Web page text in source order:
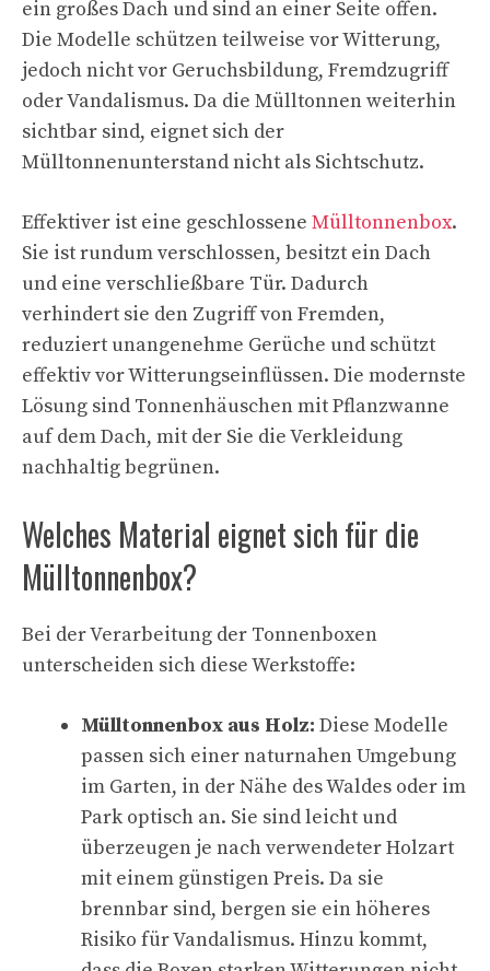
ein großes Dach und sind an einer Seite offen.
Die Modelle schützen teilweise vor Witterung,
jedoch nicht vor Geruchsbildung, Fremdzugriff
oder Vandalismus. Da die Mülltonnen weiterhin
sichtbar sind, eignet sich der
Mülltonnenunterstand nicht als Sichtschutz.
Effektiver ist eine geschlossene Mülltonnenbox.
Sie ist rundum verschlossen, besitzt ein Dach
und eine verschließbare Tür. Dadurch
verhindert sie den Zugriff von Fremden,
reduziert unangenehme Gerüche und schützt
effektiv vor Witterungseinflüssen. Die modernste
Lösung sind Tonnenhäuschen mit Pflanzwanne
auf dem Dach, mit der Sie die Verkleidung
nachhaltig begrünen.
Welches Material eignet sich für die
Mülltonnenbox?
Bei der Verarbeitung der Tonnenboxen
unterscheiden sich diese Werkstoffe:
Mülltonnenbox aus Holz: Diese Modelle
passen sich einer naturnahen Umgebung
im Garten, in der Nähe des Waldes oder im
Park optisch an. Sie sind leicht und
überzeugen je nach verwendeter Holzart
mit einem günstigen Preis. Da sie
brennbar sind, bergen sie ein höheres
Risiko für Vandalismus. Hinzu kommt,